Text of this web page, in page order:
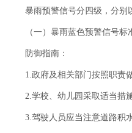
暴雨预警信号分四级，分别
（一）暴雨蓝色预警信号标准
防御指南：
1.政府及相关部门按照职责做
2.学校、幼儿园采取适当措施
3.驾驶人员应当注意道路积水